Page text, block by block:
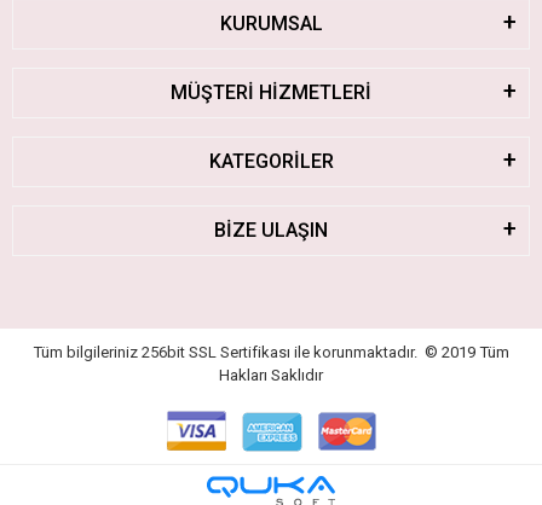
KURUMSAL
MÜŞTERİ HİZMETLERİ
KATEGORİLER
BİZE ULAŞIN
Tüm bilgileriniz 256bit SSL Sertifikası ile korunmaktadır. © 2019 Tüm
Hakları Saklıdır